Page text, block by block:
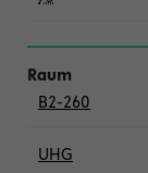
B2-260
UHG